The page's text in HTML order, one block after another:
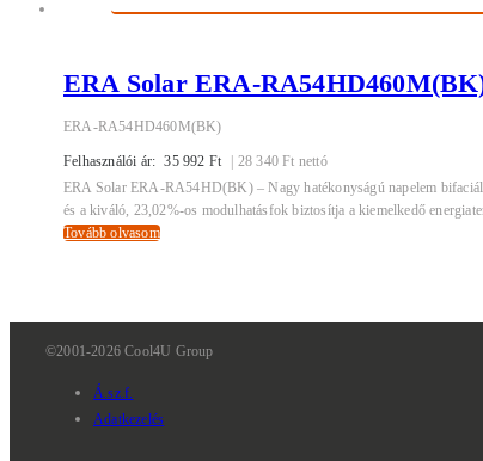
ERA Solar ERA-
ERA-RA54HD460M(BK)
Felhasználói ár: 35 992 Ft | 28 340Ft nettó
ERA Solar ERA-RA54HD(BK) – Nagy hatékonyságú napelem
és a kiváló, 23,02%-os modulhatásfok biztosítja a kiemelkedő
Tovább olvasom
©2001-2026 Cool4U Group
Á.sz.f.
Adatkezelés